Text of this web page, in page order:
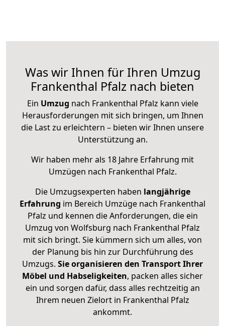
Was wir Ihnen für Ihren Umzug
Frankenthal Pfalz nach bieten
Ein Umzug nach Frankenthal Pfalz kann viele
Herausforderungen mit sich bringen, um Ihnen
die Last zu erleichtern – bieten wir Ihnen unsere
Unterstützung an.
Wir haben mehr als 18 Jahre Erfahrung mit
Umzügen nach Frankenthal Pfalz.
Die Umzugsexperten haben langjährige
Erfahrung im Bereich Umzüge nach Frankenthal
Pfalz und kennen die Anforderungen, die ein
Umzug von Wolfsburg nach Frankenthal Pfalz
mit sich bringt. Sie kümmern sich um alles, von
der Planung bis hin zur Durchführung des
Umzugs. Sie organisieren den Transport Ihrer
Möbel und Habseligkeiten, packen alles sicher
ein und sorgen dafür, dass alles rechtzeitig an
Ihrem neuen Zielort in Frankenthal Pfalz
ankommt.